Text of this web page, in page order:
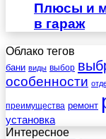
Плюсы и
в гараж
Облако тегов
бани виды выбор
особенности
преимущества ремонт
установка
Интересное